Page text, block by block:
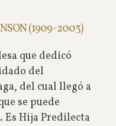
(1909-2003)
que dedicó
del
del cual llegó a
se puede
Es Hija Predilecta